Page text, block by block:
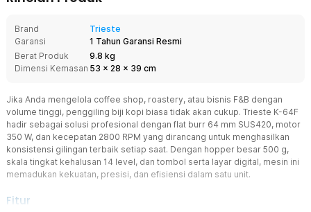
Brand
Trieste
Garansi
1 Tahun Garansi Resmi
Berat Produk
9.8 kg
Dimensi Kemasan 53 x 28 x 39 cm
Jika Anda mengelola coffee shop, roastery, atau bisnis F&B dengan
volume tinggi, penggiling biji kopi biasa tidak akan cukup. Trieste K-64F
hadir sebagai solusi profesional dengan flat burr 64 mm SUS420, motor
350 W, dan kecepatan 2800 RPM yang dirancang untuk menghasilkan
konsistensi gilingan terbaik setiap saat. Dengan hopper besar 500 g,
skala tingkat kehalusan 14 level, dan tombol serta layar digital, mesin ini
memadukan kekuatan, presisi, dan efisiensi dalam satu unit.
Fitur